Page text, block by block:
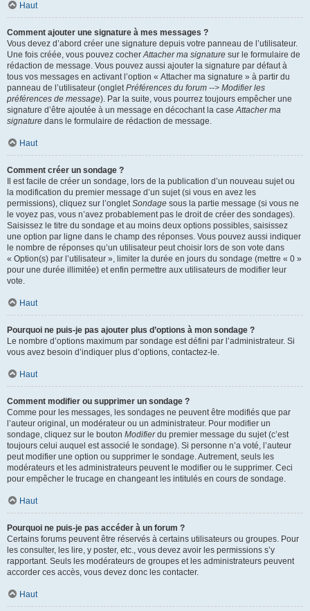
Haut
Comment ajouter une signature à mes messages ?
Vous devez d’abord créer une signature depuis votre panneau de l’utilisateur.
Une fois créée, vous pouvez cocherAttacher ma signature sur le formulaire de
rédaction de message. Vous pouvez aussi ajouter la signature par défaut à
tous vos messages en activant l’option « Attacher ma signature » à partir du
panneau de l’utilisateur (ongletPréférences du forum --> Modifier les
préférences de message). Par la suite, vous pourrez toujours empêcher une
signature d’être ajoutée à un message en décochant la caseAttacher ma
signature dans le formulaire de rédaction de message.
Haut
Comment créer un sondage ?
Il est facile de créer un sondage, lors de la publication d’un nouveau sujet ou
la modification du premier message d’un sujet (si vous en avez les
permissions), cliquez sur l’ongletSondage sous la partie message (si vous ne
le voyez pas, vous n’avez probablement pas le droit de créer des sondages).
Saisissez le titre du sondage et au moins deux options possibles, saisissez
une option par ligne dans le champ des réponses. Vous pouvez aussi indiquer
le nombre de réponses qu’un utilisateur peut choisir lors de son vote dans
« Option(s) par l’utilisateur », limiter la durée en jours du sondage (mettre « 0 »
pour une durée illimitée) et enfin permettre aux utilisateurs de modifier leur
vote.
Haut
Pourquoi ne puis-je pas ajouter plus d’options à mon sondage ?
Le nombre d’options maximum par sondage est défini par l’administrateur. Si
vous avez besoin d’indiquer plus d’options, contactez-le.
Haut
Comment modifier ou supprimer un sondage ?
Comme pour les messages, les sondages ne peuvent être modifiés que par
l’auteur original, un modérateur ou un administrateur. Pour modifier un
sondage, cliquez sur le bouton Modifierdu premier message du sujet (c’est
toujours celui auquel est associé le sondage). Si personne n’a voté, l’auteur
peut modifier une option ou supprimer le sondage. Autrement, seuls les
modérateurs et les administrateurs peuvent le modifier ou le supprimer. Ceci
pour empêcher le trucage en changeant les intitulés en cours de sondage.
Haut
Pourquoi ne puis-je pas accéder à un forum ?
Certains forums peuvent être réservés à certains utilisateurs ou groupes. Pour
les consulter, les lire, y poster, etc., vous devez avoir les permissions s’y
rapportant. Seuls les modérateurs de groupes et les administrateurs peuvent
accorder ces accès, vous devez donc les contacter.
Haut